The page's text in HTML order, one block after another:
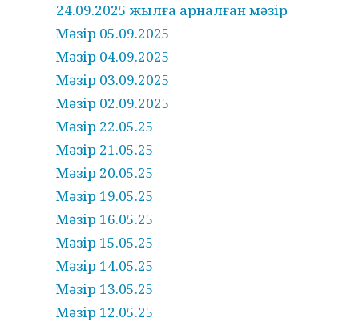
24.09.2025 жылға арналған мәзір
Мәзір 05.09.2025
Мәзір 04.09.2025
Мәзір 03.09.2025
Мәзір 02.09.2025
Мәзір 22.05.25
Мәзір 21.05.25
Мәзір 20.05.25
Мәзір 19.05.25
Мәзір 16.05.25
Мәзір 15.05.25
Мәзір 14.05.25
Мәзір 13.05.25
Мәзір 12.05.25